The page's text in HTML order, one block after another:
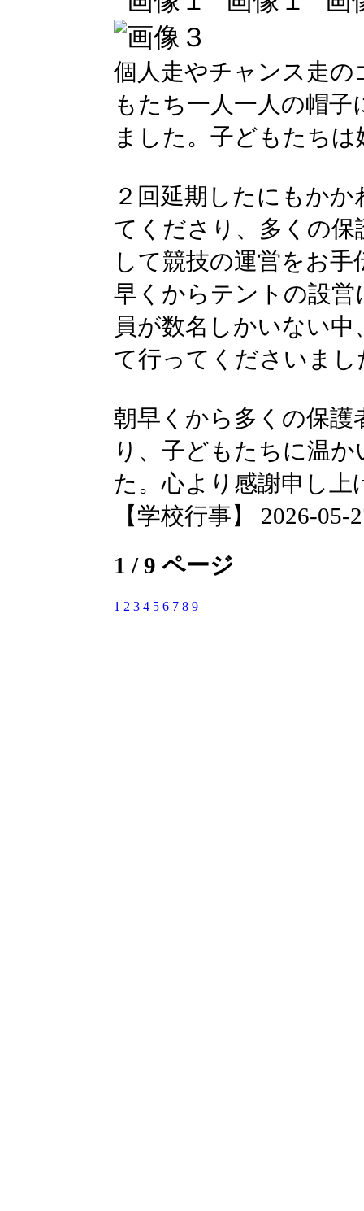
個人走やチャンス走の
もたち一人一人の帽
ました。子どもたち
２回延期したにもか
てくださり、多くの
して競技の運営をお
早くからテントの設
員が数名しかいない
て行ってくださいまし
朝早くから多くの保
り、子どもたちに温
た。心より感謝申し上
【学校行事】 2026-05-
1 / 9 ページ
1 2 3 4 5 6 7 8 9